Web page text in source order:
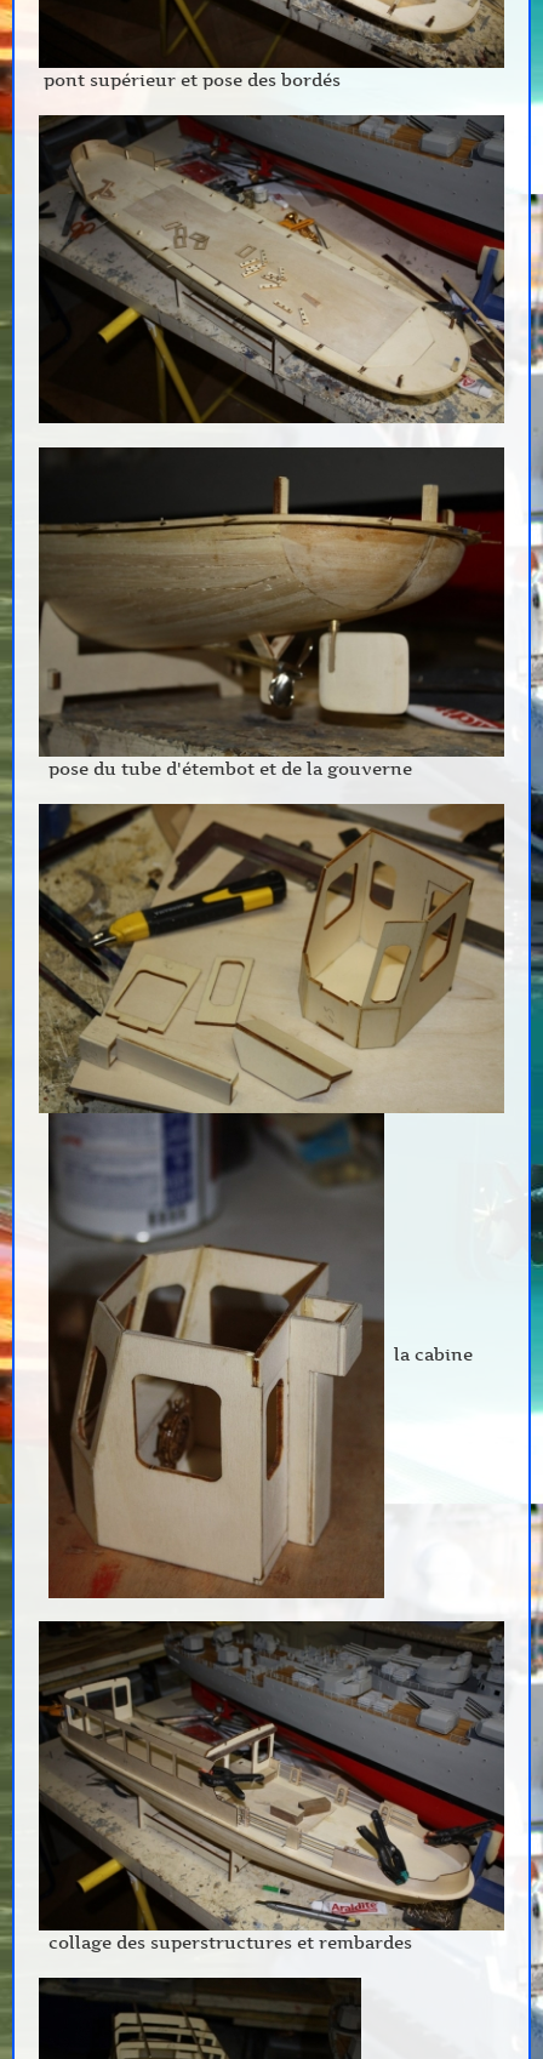
pont supérieur et pose des bordés
pose du tube d'étembot et de la gouverne
la cabine
collage des superstructures et rembardes